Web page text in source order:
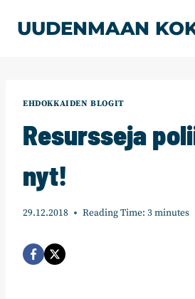
sisältöön
UUDENMAAN
EHDOKKAIDEN BLOGIT
Resursseja
nyt!
29.12.2018 Reading Time: 3minutes